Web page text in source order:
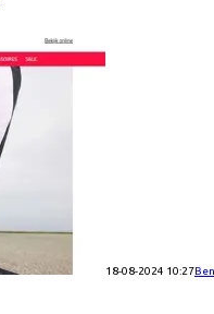
18-08-2024 10:27Ben